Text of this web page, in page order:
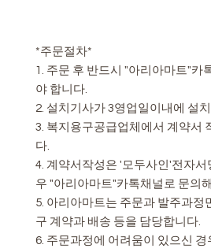
*주문절차*
1. 주문 후 반드시 "아리아마트"
야 합니다.
2. 설치기사가 3영업일이내에 설
3. 복지용구공급업체에서 계약서
다.
4. 계약서작성은 '모두사인'전자
우 "아리아마트"카톡채널로 문의
5. 아리아마트는 주문과 발주과
구 계약과 배송 등을 담당합니다.
6. 주문과정에 어려움이 있으신